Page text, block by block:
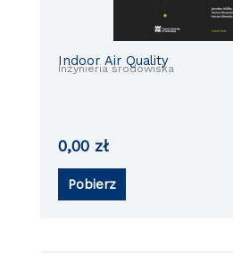
Inżynieria środowiska
Indoor Air Quality
0,00 zł
Pobierz